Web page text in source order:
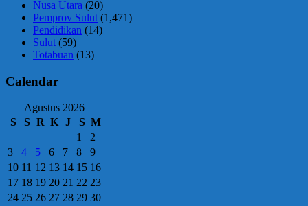
Nusa Utara (20)
Pemprov Sulut (1,471)
Pendidikan (14)
Sulut (59)
Totabuan (13)
Calendar
Agustus 2026
S
S R K J S M
1
2
3
4 5 6 7 8
9
10 11 12 13 14 15 16
17 18 19 20 21 22 23
24 25 26 27 28 29 30